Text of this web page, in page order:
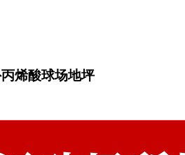
丙烯酸球场地坪